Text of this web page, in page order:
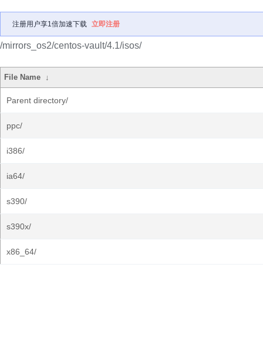
注册用户享1倍加速下载 立即注册
/mirrors_os2/centos-vault/4.1/isos/
File Name ↓
Parent directory/
ppc/
i386/
ia64/
s390/
s390x/
x86_64/